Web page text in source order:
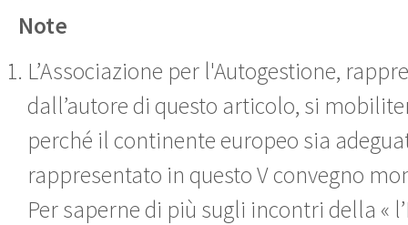
Note
L’Associazione per l'Autogestione,
dall’autore di questo articolo, si
perché il continente europeo sia
rappresentato in questo V convegno
Per saperne di più sugli incontri della «